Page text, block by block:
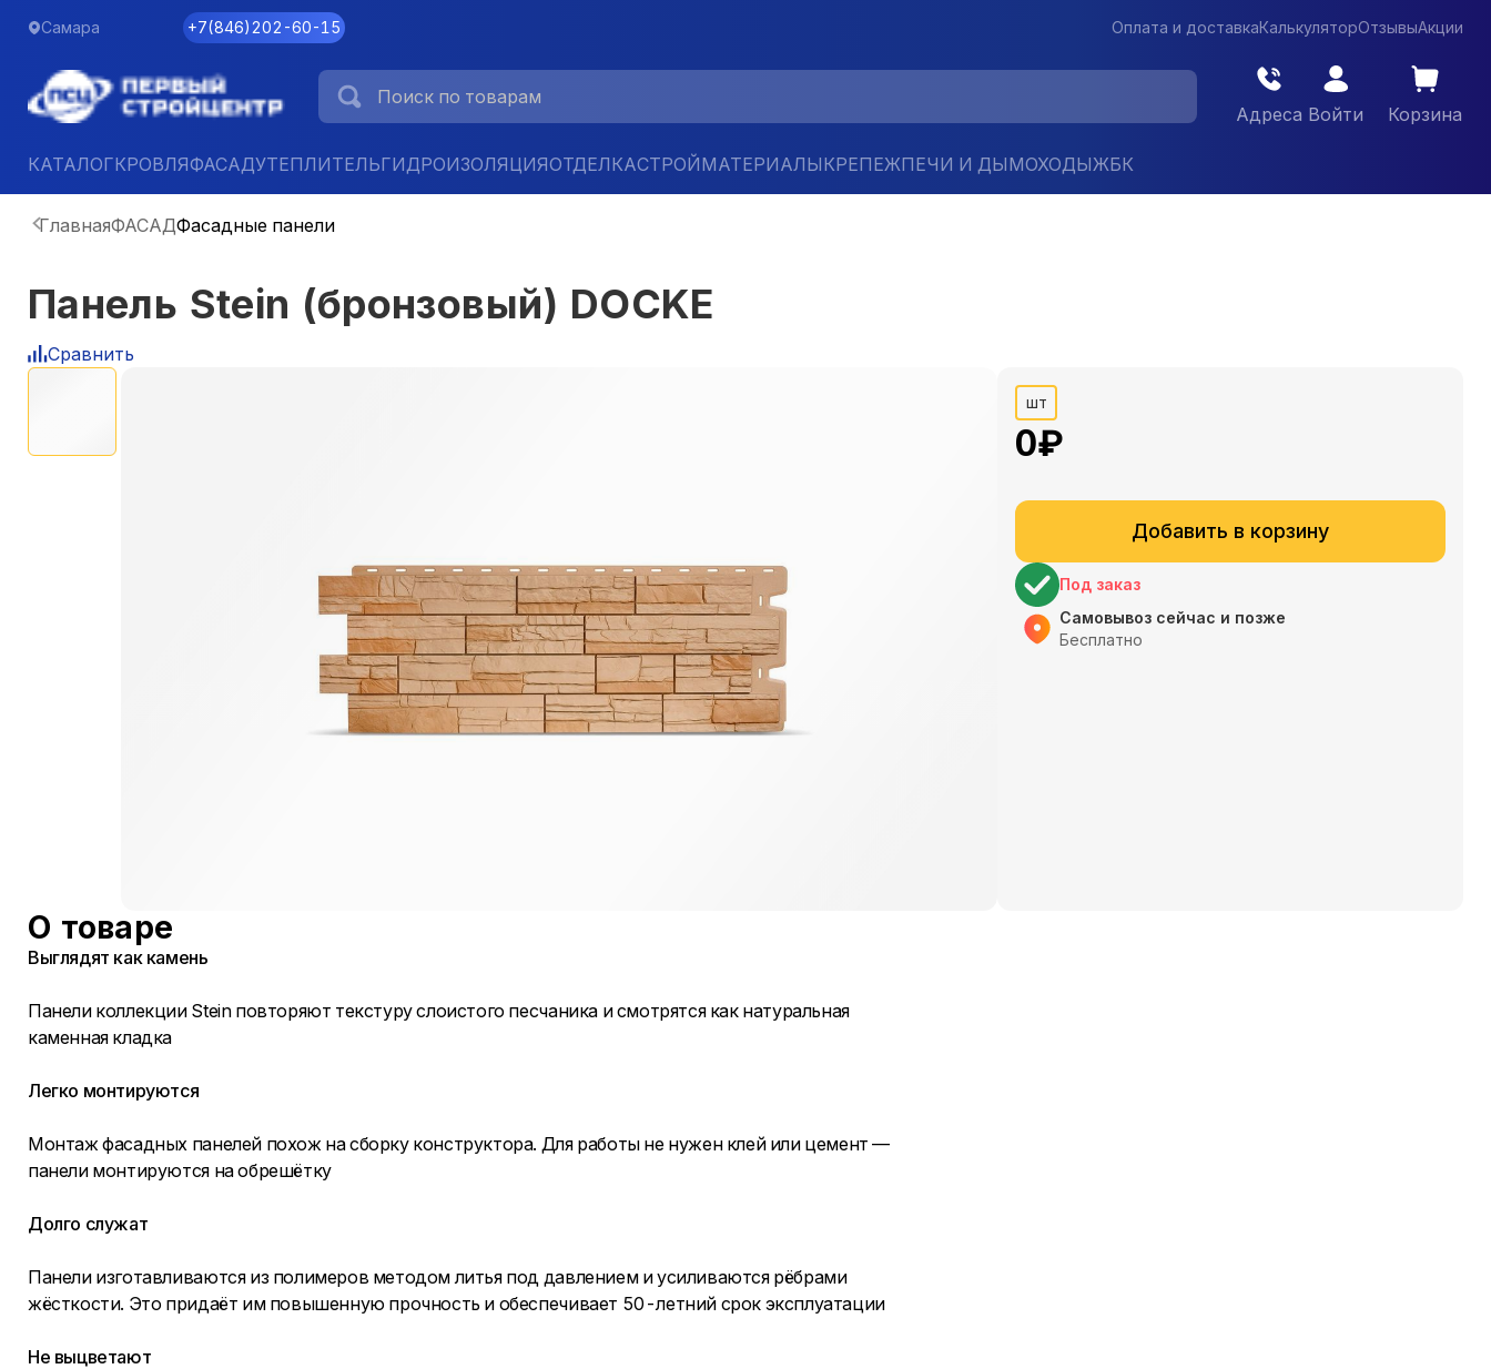
Самара +7(846)202-60-15 Оплата и доставкаКалькуляторОтзывыАкции
Адреса Войти Корзина
КАТАЛОГКРОВЛЯФАСАДУТЕПЛИТЕЛЬГИДРОИЗОЛЯЦИЯОТДЕЛКАСТРОЙМАТЕРИАЛЫКРЕПЕЖПЕЧИ И ДЫМОХОДЫЖБК
ГлавнаяФАСАДФасадные панели
Панель Stein (бронзовый) DOCKE
Сравнить
шт
0₽
Добавить в корзину
Под заказ
Самовывоз сейчас и позже
Бесплатно
О товаре
Выглядят как камень
Панели коллекции Stein повторяют текстуру слоистого песчаника и смотрятся как натуральная
каменная кладка
Легко монтируются
Монтаж фасадных панелей похож на сборку конструктора. Для работы не нужен клей или цемент —
панели монтируются на обрешётку
Долго служат
Панели изготавливаются из полимеров методом литья под давлением и усиливаются рёбрами
жёсткости. Это придаёт им повышенную прочность и обеспечивает 50-летний срок эксплуатации
Не выцветают